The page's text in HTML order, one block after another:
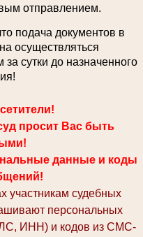
отправлением.
подача документов в
осуществляться
сутки до назначенного
просит Вас быть
данные и коды
участникам судебных
персональных
ИНН) и кодов из СМС-